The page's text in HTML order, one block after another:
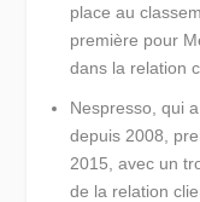
place au
première pour
dans la relation
Nespresso , qui
depuis 2008,
2015, avec un
de la relation